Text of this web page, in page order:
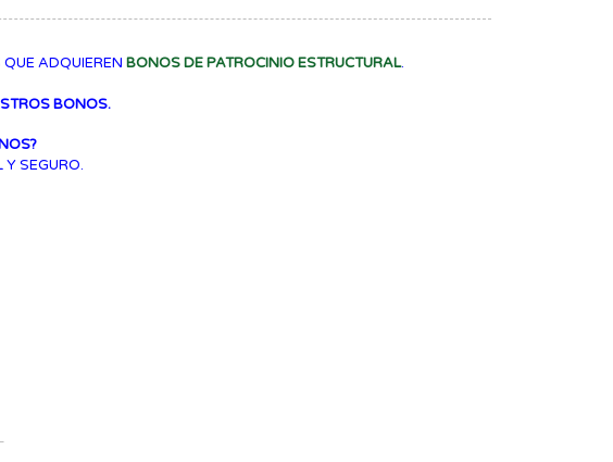
ADQUIEREN BONOS DE PATROCINIO ESTRUCTURAL.
BONOS.
Y SEGURO.